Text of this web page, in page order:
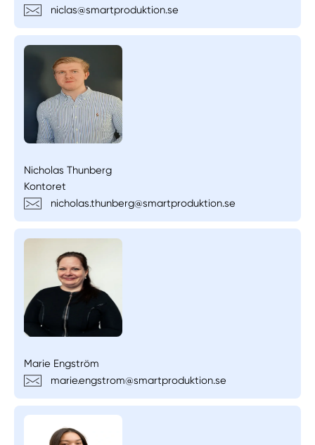
niclas@smartproduktion.se
Nicholas Thunberg
Kontoret
nicholas.thunberg@smartproduktion.se
Marie Engström
marie.engstrom@smartproduktion.se